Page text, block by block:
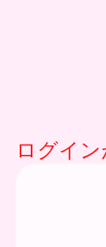
ログイ